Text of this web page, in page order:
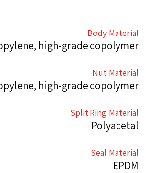
Body Material
high-grade copolymer.
Nut Material
high-grade copolymer.
Split Ring Material
Polyacetal
Seal Material
EPDM